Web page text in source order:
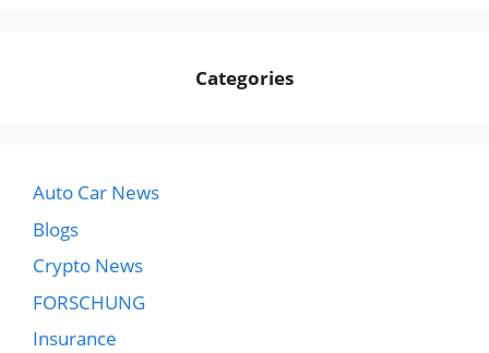
Categories
Auto Car News
Blogs
Crypto News
FORSCHUNG
Insurance